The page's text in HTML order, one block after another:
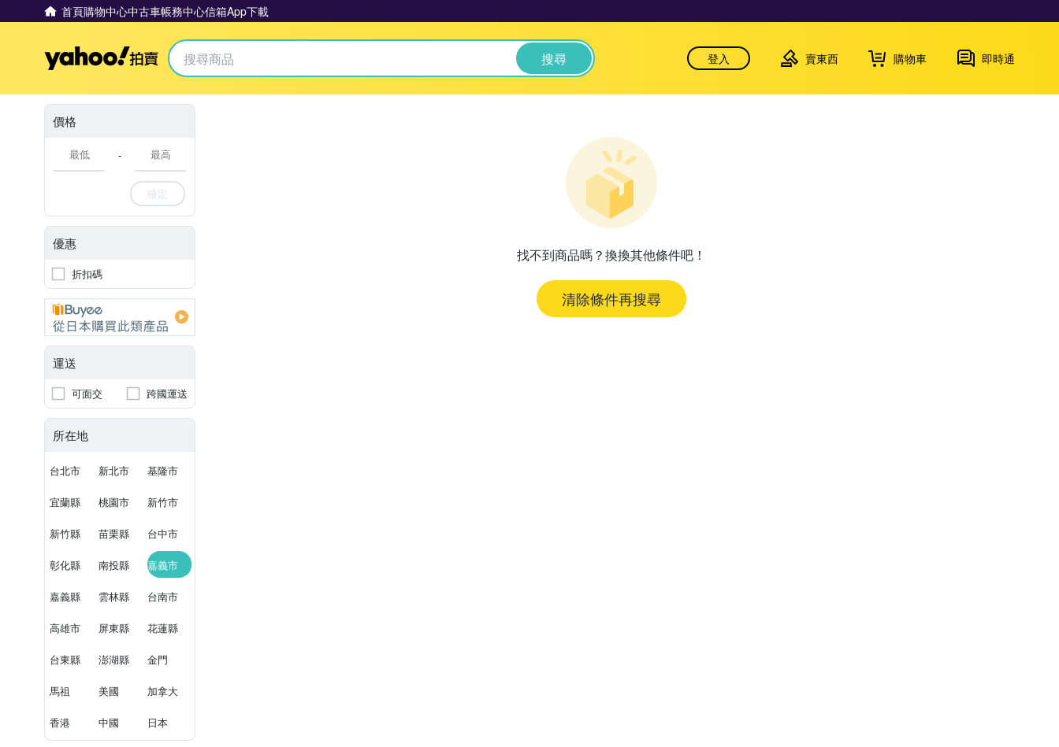
首頁購物中心中古車帳務中心信箱App下載
Yahoo拍賣 搜尋 登入 賣東西 購物車 即時通
價格
-
確定
優惠
折扣碼
運送
可面交 跨國運送
所在地
台北市 新北市 基隆市
宜蘭縣 桃園市 新竹市
新竹縣 苗栗縣 台中市
彰化縣 南投縣 嘉義市
嘉義縣 雲林縣 台南市
高雄市 屏東縣 花蓮縣
台東縣 澎湖縣 金門
馬祖 美國 加拿大
香港 中國 日本
找不到商品嗎？換換其他條件吧！
清除條件再搜尋